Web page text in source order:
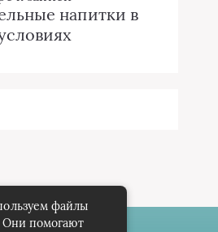
напитки в
файлы
Они помогают